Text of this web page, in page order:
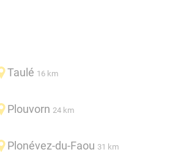
Taulé 16 km
Plouvorn 24 km
Plonévez-du-Faou 31 km